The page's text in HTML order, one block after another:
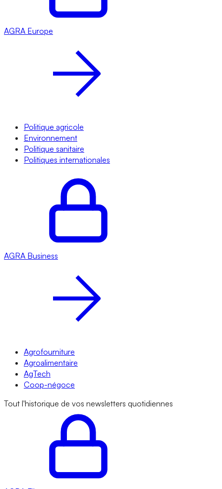
AGRA Europe
Politique agricole
Environnement
Politique sanitaire
Politiques internationales
AGRA Business
Agrofourniture
Agroalimentaire
AgTech
Coop-négoce
Tout l'historique de vos newsletters quotidiennes